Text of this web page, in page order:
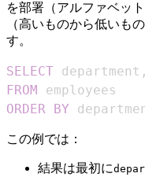
を部署（アルファベッ
（高いものから低いも
す。
SELECT department ,
FROM
ORDER
BY
この例では：
結果は最初に